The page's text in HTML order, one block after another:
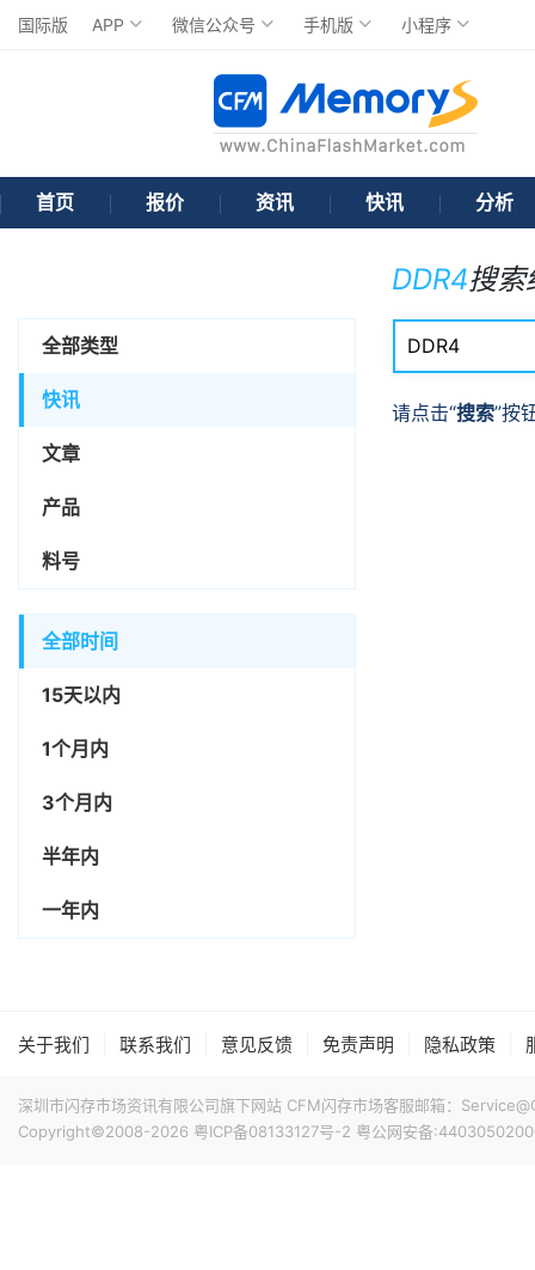
国际版 APP 微信公众号 手机版 小程序
首页 报价 资讯 快讯 分析
全部类型
快讯
文章
产品
料号
全部时间
15天以内
1个月内
3个月内
半年内
一年内
DDR4搜索
请点击“搜索”按
关于我们 联系我们 意见反馈 免责声明 隐私政策
深圳市闪存市场资讯有限公司旗下网站 CFM闪存市场客服邮箱：
Copyright©2008-2026 粤ICP备08133127号-2 粤公网安备